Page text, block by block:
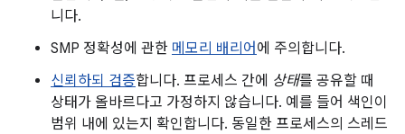
니다.
SMP 정확성에 관한 메모리 배리어 에 주의합니다.
신뢰하되 검증합니다. 프로세스 간에 상태를 공유할 때
상태가 올바르다고 가정하지 않습니다. 예를 들어 색인이
범위 내에 있는지 확인합니다. 동일한 프로세스의 스레드